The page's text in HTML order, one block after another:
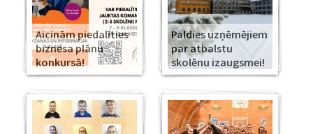
Aicinām piedalīties
biznesa plānu
konkursā!
Paldies uzņēmējiem
par atbalstu
skolēnu izaugsmei!